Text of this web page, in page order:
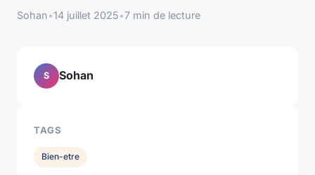
Sohan•14 juillet 2025•7 min de lecture
S Sohan
TAGS
Bien-etre